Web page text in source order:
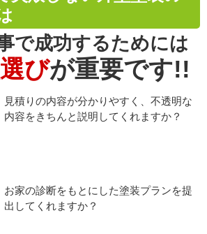
で成功するためには
びが重要です!!
見積りの内容が分かりやすく、不透明な
内容をきちんと説明してくれますか？
お家の診断をもとにした塗装プランを提
出してくれますか？